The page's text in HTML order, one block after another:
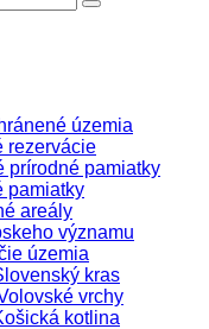
územia
rezervácie
prírodné pamiatky
pamiatky
areály
významu
územia
kras
vrchy
kotlina